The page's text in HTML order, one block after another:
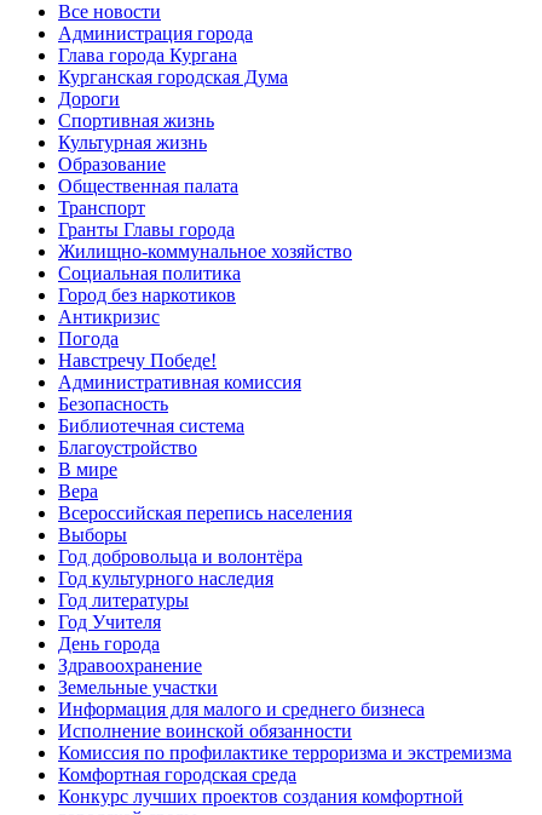
Все новости
Администрация города
Глава города Кургана
Курганская городская Дума
Дороги
Спортивная жизнь
Культурная жизнь
Образование
Общественная палата
Транспорт
Гранты Главы города
Жилищно-коммунальное хозяйство
Социальная политика
Город без наркотиков
Антикризис
Погода
Навстречу Победе!
Административная комиссия
Безопасность
Библиотечная система
Благоустройство
В мире
Вера
Всероссийская перепись населения
Выборы
Год добровольца и волонтёра
Год культурного наследия
Год литературы
Год Учителя
День города
Здравоохранение
Земельные участки
Информация для малого и среднего бизнеса
Исполнение воинской обязанности
Комиссия по профилактике терроризма и экстремизма
Комфортная городская среда
Конкурс лучших проектов создания комфортной